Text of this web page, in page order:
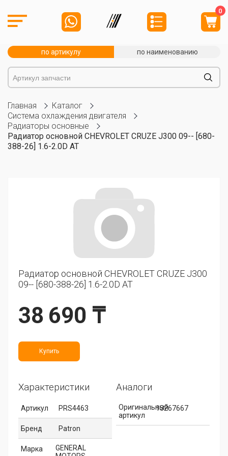
0
по артикулу по наименованию
Главная
Каталог
Система охлаждения двигателя
Радиаторы основные
Радиатор основной CHEVROLET CRUZE J300 09-- [680-
388-26] 1.6-2.0D AT
Радиатор основной CHEVROLET CRUZE J300
09-- [680-388-26] 1.6-2.0D AT
38 690 ₸
Купить
Характеристики
Артикул PRS4463
Бренд Patron
Марка
GENERAL
Аналоги
Оригинальный
артикул
13267667